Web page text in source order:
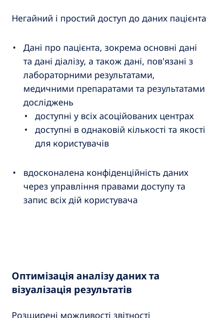
Негайний і простий доступ до даних пацієнта
Дані про пацієнта, зокрема основні дані
та дані діалізу, а також дані, пов'язані з
лабораторними результатами,
медичними препаратами та результатами
досліджень
доступні у всіх асоційованих центрах
доступні в однаковій кількості та якості
для користувачів
вдосконалена конфіденційність даних
через управління правами доступу та
запис всіх дій користувача
Оптимізація аналізу даних та
візуалізація результатів
Розширені можливості звітності